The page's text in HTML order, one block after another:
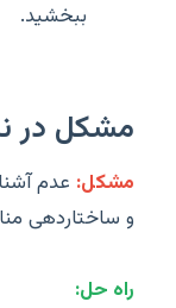
ببخشید.
مشکل در
مشکل: عدم
و ساختاردهی
راه حل: